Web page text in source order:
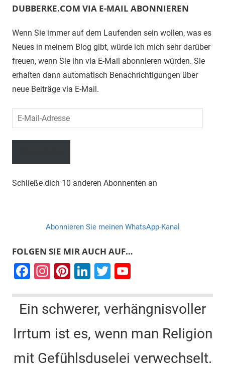
DUBBERKE.COM VIA E-MAIL ABONNIEREN
Wenn Sie immer auf dem Laufenden sein wollen, was es
Neues in meinem Blog gibt, würde ich mich sehr darüber
freuen, wenn Sie ihn via E-Mail abonnieren würden. Sie
erhalten dann automatisch Benachrichtigungen über
neue Beiträge via E-Mail.
Mail-
Adresse
Schließe dich 10 anderen Abonnenten an
Abonnieren Sie meinen WhatsApp-Kanal
FOLGEN SIE MIR AUCH AUF…
F
c
e
b
o
o
In
a
gr
a
m
Pi
er
e
st
Li
k
e
dI
n
T
tt
er
u
T
u
b
e
Ein schwerer, verhängnisvoller
Irrtum ist es, wenn man Religion
mit Gefühlsduselei verwechselt.